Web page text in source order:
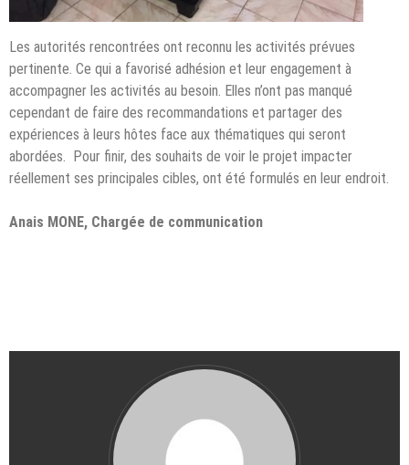
Les autorités rencontrées ont reconnu les activités prévues
pertinente. Ce qui a favorisé adhésion et leur engagement à
accompagner les activités au besoin. Elles n’ont pas manqué
cependant de faire des recommandations et partager des
expériences à leurs hôtes face aux thématiques qui seront
abordées. Pour finir, des souhaits de voir le projet impacter
réellement ses principales cibles, ont été formulés en leur endroit.
Anais MONE, Chargée de communication